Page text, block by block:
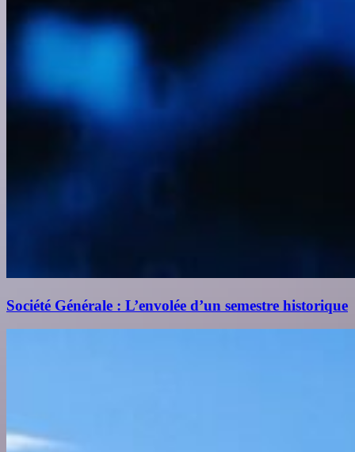
Société Générale : L’envolée d’un semestre historique